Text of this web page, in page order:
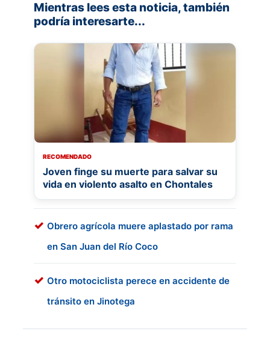
Mientras lees esta noticia, también
podría interesarte...
RECOMENDADO
Joven finge su muerte para salvar su
vida en violento asalto en Chontales
Obrero agrícola muere aplastado por rama
en San Juan del Río Coco
Otro motociclista perece en accidente de
tránsito en Jinotega